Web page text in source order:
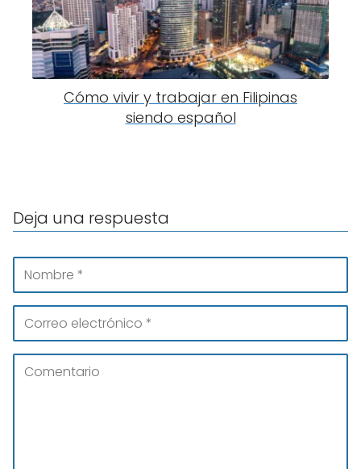
Cómo vivir y trabajar en Filipinas
siendo español
Deja una respuesta